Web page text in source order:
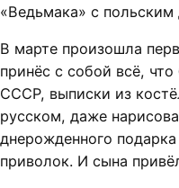
«Ведьмака» с
В марте произошла
принёс с собой всё,
СССР, выписки из
русском, даже
днерожденного
приволок. И сына